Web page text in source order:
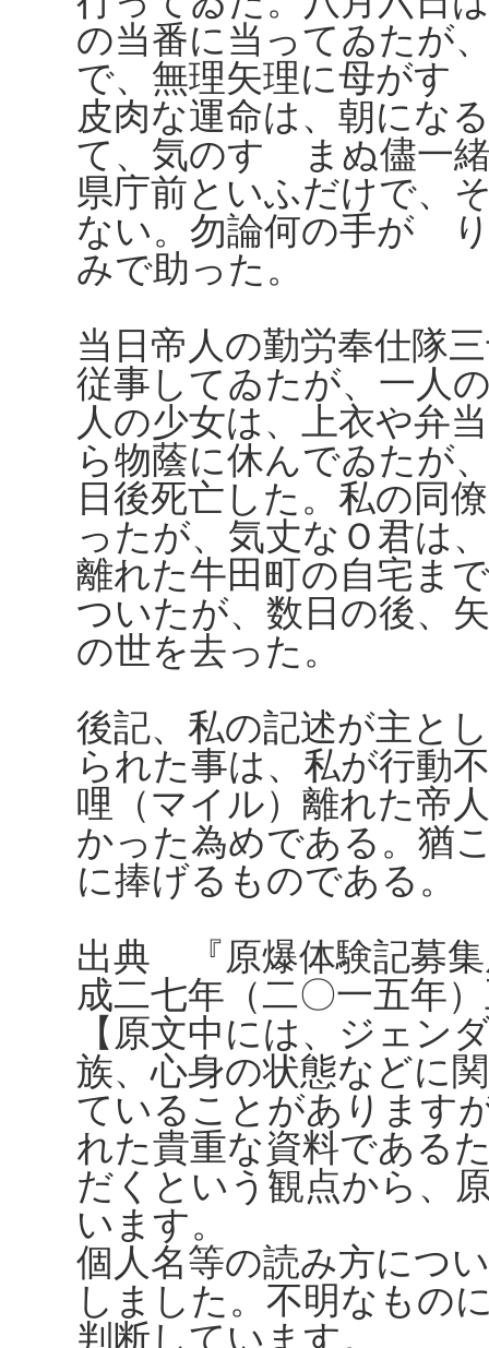
の当番に当ってゐたが
で、無理矢理に母がす
皮肉な運命は、朝にな
て、気のすゝまぬ儘一
県庁前といふだけで、
ない。勿論何の手がゝ
みで助った。
当日帝人の勤労奉仕隊
従事してゐたが、一人
人の少女は、上衣や弁
ら物蔭に休んでゐたが
日後死亡した。私の同
ったが、気丈なＯ君は
離れた牛田町の自宅ま
ついたが、数日の後、
の世を去った。
後記、私の記述が主と
られた事は、私が行動
哩（マイル）離れた帝
かった為めである。猶
に捧げるものである。
出典 『原爆体験記募
成二七年（二〇一五年
【原文中には、ジェン
族、心身の状態などに
ていることがあります
れた貴重な資料である
だくという観点から、
います。
個人名等の読み方につ
しました。不明なもの
判断しています。